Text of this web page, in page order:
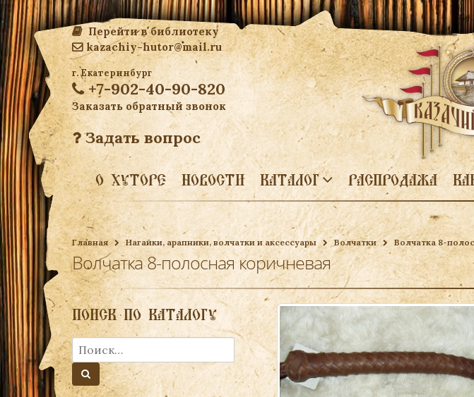
Перейти в библиотеку
kazachiy-hutor@mail.ru
г. Екатеринбург
+7-902-40-90-820
Заказать обратный звонок
Задать вопрос
О ХУТОРЕ НОВОСТИ КАТАЛОГ РАСПРОДАЖА
Главная Нагайки, арапники, волчатки и аксессуары Волчатки Волчатка 8-
Волчатка 8-полосная коричневая
ПОИСК ПО КАТАЛОГУ